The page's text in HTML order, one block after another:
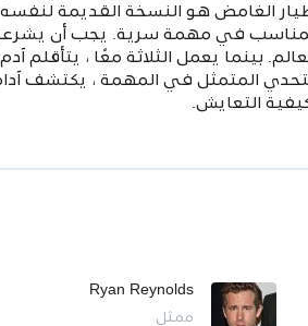
الغامض هو النسخة القديمة
في مهمة سرية. يجب أن
بينما يعمل الثلاثة معًا ، يتأقلم
المتمثل في المهمة ، يكتشف آدامز
كيفية التعايش.
Ryan Reynolds
ممثل